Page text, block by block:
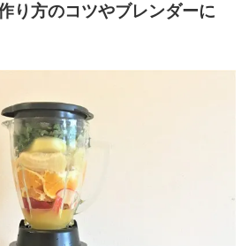
り方のコツやブレンダーに